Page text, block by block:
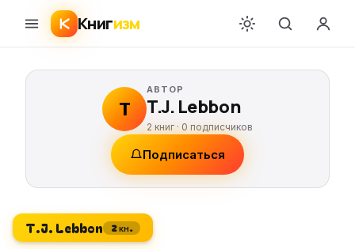
Книгизм
T
АВТОР
T.J. Lebbon
2 книг · 0 подписчиков
Подписаться
T.J. Lebbon 2 кн.